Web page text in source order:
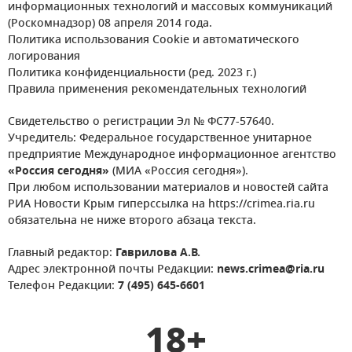
информационных технологий и массовых коммуникаций
(Роскомнадзор) 08 апреля 2014 года.
Политика использования Cookie и автоматического
логирования
Политика конфиденциальности (ред. 2023 г.)
Правила применения рекомендательных технологий
Свидетельство о регистрации Эл № ФС77-57640.
Учредитель: Федеральное государственное унитарное
предприятие Международное информационное агентство
«Россия сегодня» (МИА «Россия сегодня»).
При любом использовании материалов и новостей сайта
РИА Новости Крым гиперссылка на https://crimea.ria.ru
обязательна не ниже второго абзаца текста.
Главный редактор: Гаврилова А.В.
Адрес электронной почты Редакции: news.crimea@ria.ru
Телефон Редакции: 7 (495) 645-6601